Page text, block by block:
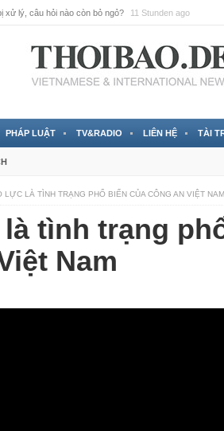
xử lý, câu hỏi nào còn bỏ ngỏ? 11 Stunden ago
PHÁP LUẬT TV&RADIO LIÊN HỆ TÀI
LỰC LÀ TÌNH TRẠNG PHỔ BIẾN CỦA CÔNG AN VIỆT NAM
tình trạng
Nam